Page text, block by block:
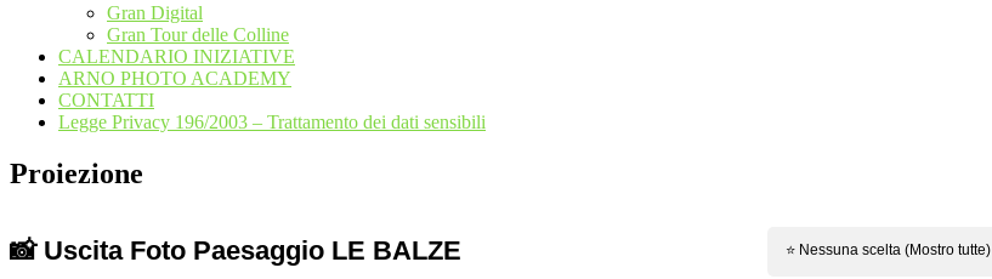
Gran Digital
Gran Tour delle Colline
CALENDARIO INIZIATIVE
ARNO PHOTO ACADEMY
CONTATTI
Legge Privacy 196/2003 – Trattamento dei dati sensibili
Proiezione
📸 Uscita Foto Paesaggio LE BALZE ⭐ Nessuna scelta (Mostro tutte)